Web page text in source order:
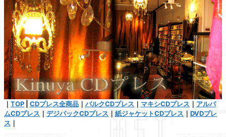
プ
｜ TOP CDプレス全商品 ｜ バルクCDプレス ｜ マキシCDプレス ｜ アルバ
ムCDプレス ｜ デジパックCDプレス ｜ 紙ジャケットCDプレス ｜ DVDプレ
ス ｜